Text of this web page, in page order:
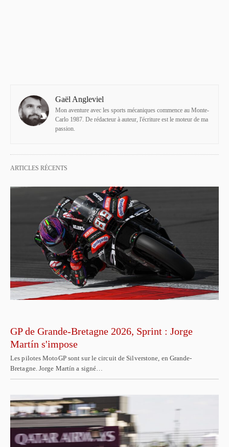
Gaël Angleviel
Mon aventure avec les sports mécaniques commence au Monte-
Carlo 1987. De rédacteur à auteur, l'écriture est le moteur de ma
passion.
ARTICLES RÉCENTS
GP de Grande-Bretagne 2026, Sprint : Jorge
Martín s'impose
Les pilotes MotoGP sont sur le circuit de Silverstone, en Grande-
Bretagne. Jorge Martín a signé…